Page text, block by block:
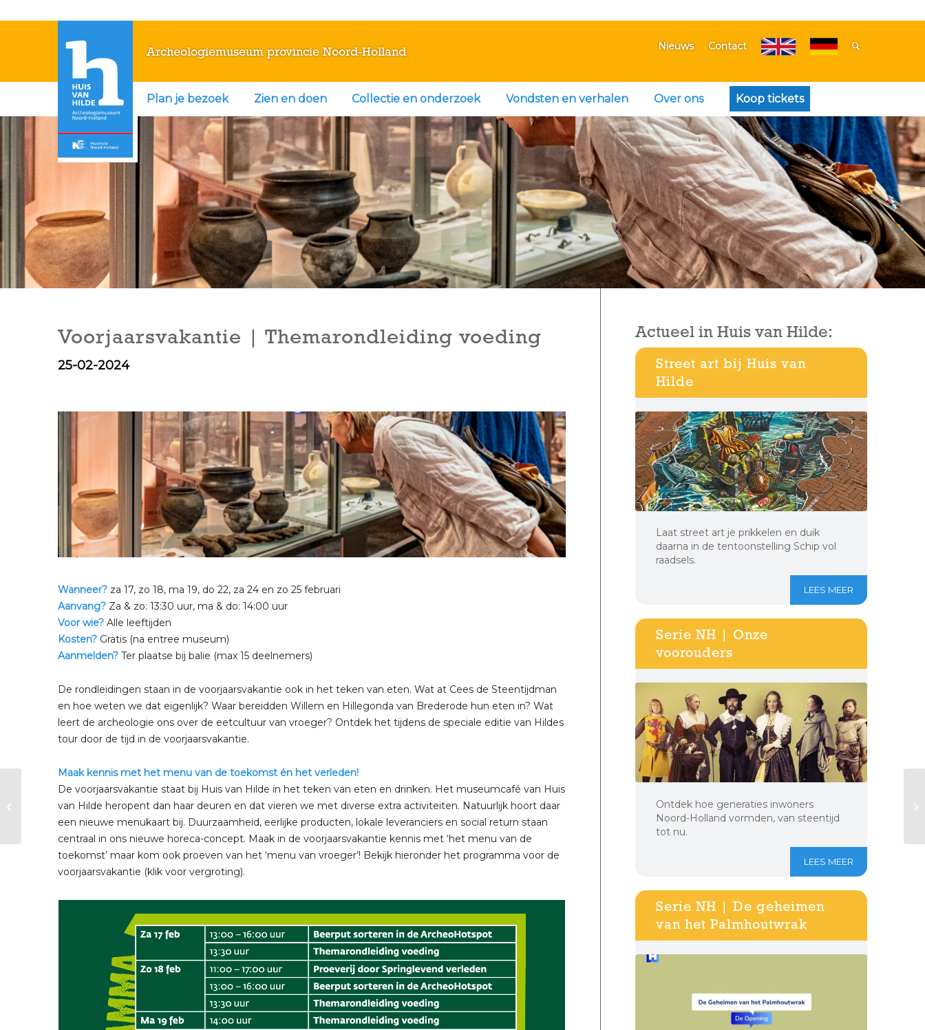
Archeologiemuseum provincie Noord-Holland Nieuws Contact
Plan je bezoek Zien en doen Collectie en onderzoek Vondsten en verhalen Over ons Koop tickets
Voorjaarsvakantie | Themarondleiding voeding
25-02-2024
Wanneer?za 17, zo 18, ma 19, do 22, za 24 en zo 25 februari
Aanvang? Za & zo: 13:30 uur, ma & do: 14:00 uur
Voor wie?Alle leeftijden
Kosten?Gratis (na entree museum)
Aanmelden? Ter plaatse bij balie (max 15 deelnemers)
De rondleidingen staan in de voorjaarsvakantie ook in het teken van eten. Wat at Cees de Steentijdman
en hoe weten we dat eigenlijk? Waar bereidden Willem en Hillegonda van Brederode hun eten in? Wat
leert de archeologie ons over de eetcultuur van vroeger? Ontdek het tijdens de speciale editie van Hildes
tour door de tijd in de voorjaarsvakantie.
Maak kennis met het menu van de toekomst én het verleden!
De voorjaarsvakantie staat bij Huis van Hilde in het teken van eten en drinken. Het museumcafé van Huis
van Hilde heropent dan haar deuren en dat vieren we met diverse extra activiteiten. Natuurlijk hoort daar
een nieuwe menukaart bij. Duurzaamheid, eerlijke producten, lokale leveranciers en social return staan
centraal in ons nieuwe horeca-concept. Maak in de voorjaarsvakantie kennis met ‘het menu van de
toekomst’ maar kom ook proeven van het ‘menu van vroeger’! Bekijk hieronder het programma voor de
voorjaarsvakantie (klik voor vergroting).
Actueel in Huis van Hilde:
Street art bij Huis van
Hilde
Laat street art je prikkelen en duik
daarna in de tentoonstelling Schip vol
raadsels.
LEES MEER
Serie NH | Onze
voorouders
Ontdek hoe generaties inwoners
Noord-Holland vormden, van steentijd
tot nu.
LEES MEER
Serie NH | De geheimen
van het Palmhoutwrak
Voorjaarsvakantie |
Themarondleiding
voeding